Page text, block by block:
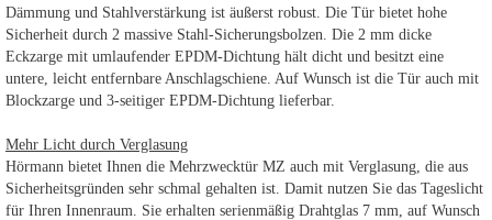
Dämmung und Stahlverstärkung ist äußerst robust. Die Tür bietet hohe
Sicherheit durch 2 massive Stahl-Sicherungsbolzen. Die 2 mm dicke
Eckzarge mit umlaufender EPDM-Dichtung hält dicht und besitzt eine
untere, leicht entfernbare Anschlagschiene. Auf Wunsch ist die Tür auch mit
Blockzarge und 3-seitiger EPDM-Dichtung lieferbar.
Mehr Licht durch Verglasung
Hörmann bietet Ihnen die Mehrzwecktür MZ auch mit Verglasung, die aus
Sicherheitsgründen sehr schmal gehalten ist. Damit nutzen Sie das Tageslicht
für Ihren Innenraum. Sie erhalten serienmäßig Drahtglas 7 mm, auf Wunsch